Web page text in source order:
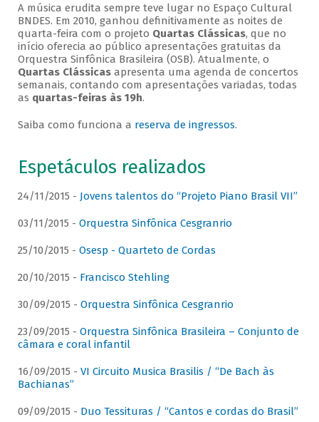
A música erudita sempre teve lugar no Espaço Cultural
BNDES. Em 2010, ganhou definitivamente as noites de
quarta-feira com o projeto Quartas Clássicas, que no
início oferecia ao público apresentações gratuitas da
Orquestra Sinfônica Brasileira (OSB). Atualmente, o
Quartas Clássicasapresenta uma agenda de concertos
semanais, contando com apresentações variadas, todas
as quartas-feiras às 19h.
Saiba como funciona a reserva de ingressos.
Espetáculos realizados
24/11/2015 - Jovens talentos do “Projeto Piano Brasil VII”
03/11/2015 - Orquestra Sinfônica Cesgranrio
25/10/2015 - Osesp - Quarteto de Cordas
20/10/2015 - Francisco Stehling
30/09/2015 - Orquestra Sinfônica Cesgranrio
23/09/2015 - Orquestra Sinfônica Brasileira – Conjunto de
câmara e coral infantil
16/09/2015 - VI Circuito Musica Brasilis / “De Bach às
Bachianas”
09/09/2015 - Duo Tessituras / “Cantos e cordas do Brasil”